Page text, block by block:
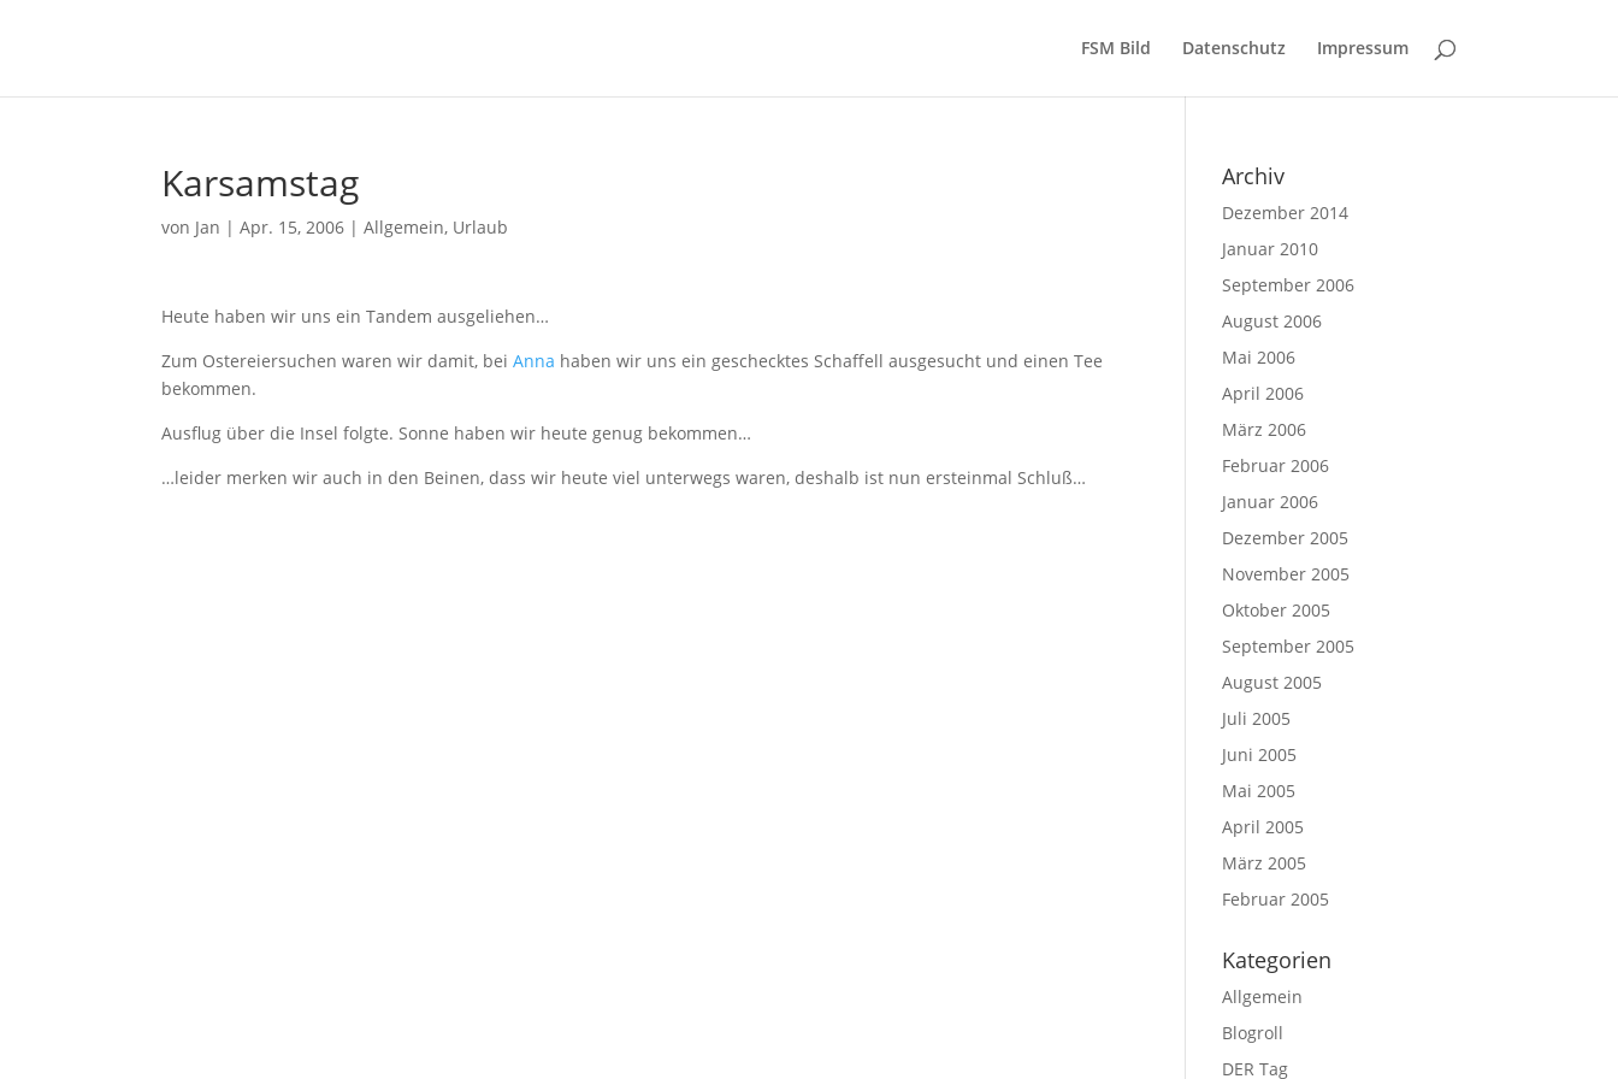
FSM Bild Datenschutz Impressum
Karsamstag
von Jan |Apr. 15, 2006 |Allgemein, Urlaub
Heute haben wir uns ein Tandem ausgeliehen…
Zum Ostereiersuchen waren wir damit, beiAnna haben wir uns ein geschecktes Schaffell ausgesucht und einen Tee
bekommen.
Ausflug über die Insel folgte. Sonne haben wir heute genug bekommen…
…leider merken wir auch in den Beinen, dass wir heute viel unterwegs waren, deshalb ist nun ersteinmal Schluß…
Archiv
Dezember 2014
Januar 2010
September 2006
August 2006
Mai 2006
April 2006
März 2006
Februar 2006
Januar 2006
Dezember 2005
November 2005
Oktober 2005
September 2005
August 2005
Juli 2005
Juni 2005
Mai 2005
April 2005
März 2005
Februar 2005
Kategorien
Allgemein
Blogroll
DER Tag